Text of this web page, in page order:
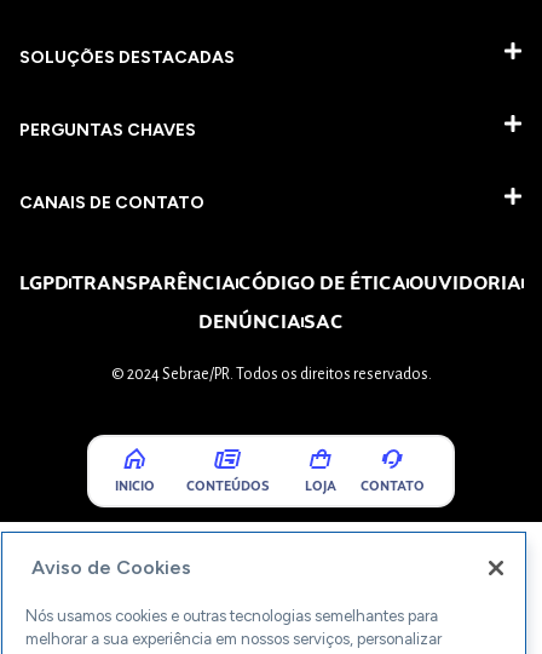
SOLUÇÕES DESTACADAS
PERGUNTAS CHAVES​
CANAIS DE CONTATO
LGPDTRANSPARÊNCIACÓDIGO DE ÉTICAOUVIDORIA
DENÚNCIASAC
© 2024 Sebrae/PR. Todos os direitos reservados.
INICIO CONTEÚDOS LOJA CONTATO
Aviso de Cookies
Nós usamos cookies e outras tecnologias semelhantes para
melhorar a sua experiência em nossos serviços, personalizar